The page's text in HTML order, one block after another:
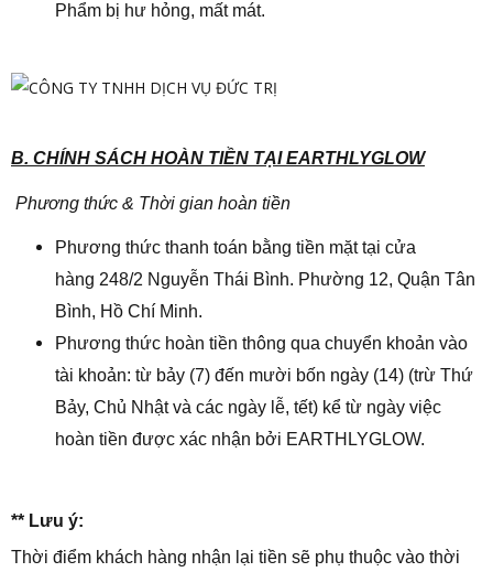
Phẩm bị hư hỏng, mất mát.
B. CHÍNH SÁCH HOÀN TIỀN TẠI EARTHLYGLOW
Phương thức & Thời gian hoàn tiền
Phương thức thanh toán bằng tiền mặt tại cửa
hàng 248/2 Nguyễn Thái Bình. Phường 12, Quận Tân
Bình, Hồ Chí Minh.
Phương thức hoàn tiền thông qua chuyển khoản vào
tài khoản: từ bảy (7) đến mười bốn ngày (14) (trừ Thứ
Bảy, Chủ Nhật và các ngày lễ, tết) kể từ ngày việc
hoàn tiền được xác nhận bởi EARTHLYGLOW.
** Lưu ý:
Thời điểm khách hàng nhận lại tiền sẽ phụ thuộc vào thời